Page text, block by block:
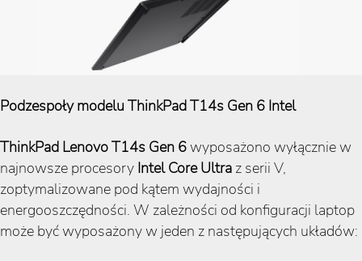
Podzespoły modelu ThinkPad T14s Gen 6 Intel
ThinkPad Lenovo T14s Gen 6wyposażono wyłącznie w
najnowsze procesory Intel Core Ultra z serii V,
zoptymalizowane pod kątem wydajności i
energooszczędności. W zależności od konfiguracji laptop
może być wyposażony w jeden z następujących układów: